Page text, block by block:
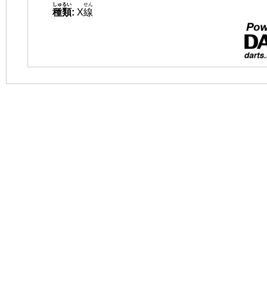
種類
しゅるい
: X線
せん